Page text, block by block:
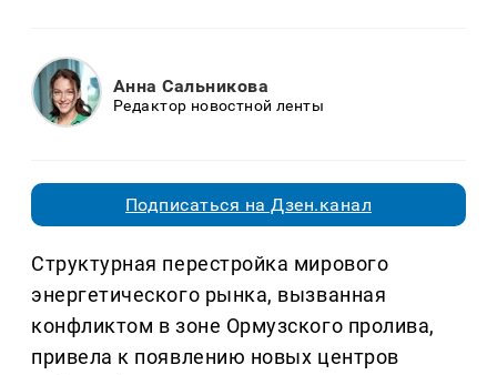
Анна Сальникова
Редактор новостной ленты
Подписаться на Дзен.канал
Структурная перестройка мирового
энергетического рынка, вызванная
конфликтом в зоне Ормузского пролива,
привела к появлению новых центров